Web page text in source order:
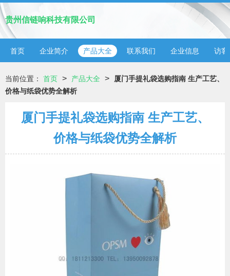
贵州信链响科技有限公司
首页 企业简介 产品大全 联系我们 企业信息 访客
当前位置： 首页 > 产品大全 >
厦门手提礼袋选购指南 生产工艺、
价格与纸袋优势全解析
厦门手提礼袋选购指南 生产工艺、
价格与纸袋优势全解析